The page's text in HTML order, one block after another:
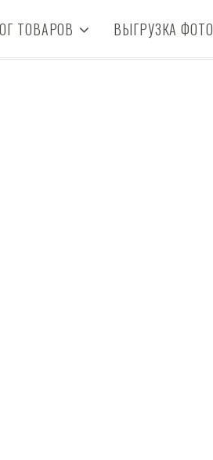
ТОВАРОВ ВЫГРУЗКА ФОТО